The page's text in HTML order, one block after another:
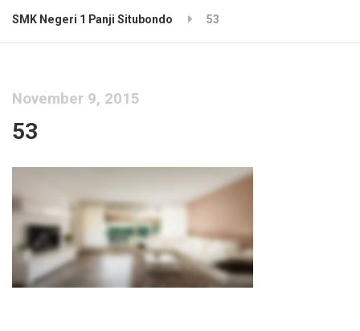
SMK Negeri 1 Panji Situbondo 53
November 9, 2015
53